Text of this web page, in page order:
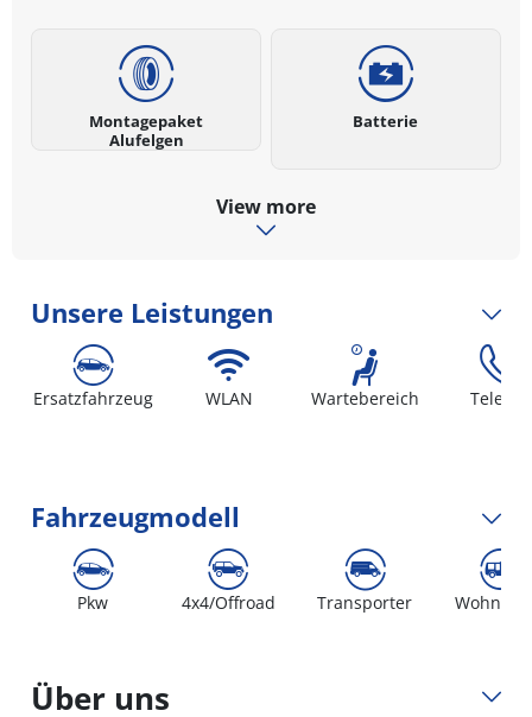
Montagepaket
Alufelgen
Batterie
View more
Unsere Leistungen
Ersatzfahrzeug WLAN Wartebereich Telefon
Fahrzeugmodell
Pkw 4x4/Offroad Transporter
Über uns